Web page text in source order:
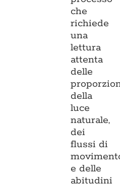
che
richiede
una
lettura
attenta
delle
della
luce
naturale,
dei
flussi di
e delle
abitudini